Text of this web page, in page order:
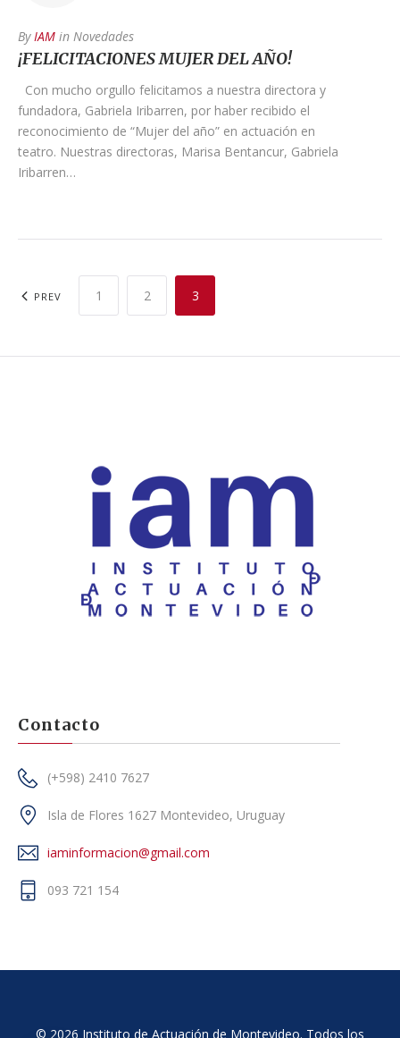
ByIAM in Novedades
¡FELICITACIONES MUJER DEL AÑO!
Con mucho orgullo felicitamos a nuestra directora y
fundadora, Gabriela Iribarren, por haber recibido el
reconocimiento de “Mujer del año” en actuación en
teatro. Nuestras directoras, Marisa Bentancur, Gabriela
Iribarren…
PREV 1 2 3
Contacto
(+598) 2410 7627
Isla de Flores 1627 Montevideo, Uruguay
iaminformacion@gmail.com
093 721 154
© 2026 Instituto de Actuación de Montevideo. Todos los